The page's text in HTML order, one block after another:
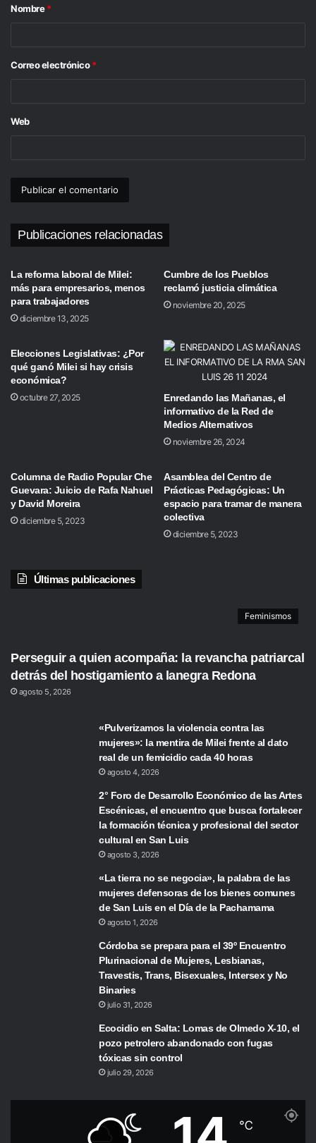
r
Nombre*
Correo electrónico*
Web
Publicaciones relacionadas
La reforma laboral de Milei:
más para empresarios, menos
para trabajadores
diciembre 13, 2025
Cumbre de los Pueblos
reclamó justicia climática
noviembre 20, 2025
Elecciones Legislativas: ¿Por
qué ganó Milei si hay crisis
económica?
octubre 27, 2025
Enredando las Mañanas, el
informativo de la Red de
Medios Alternativos
noviembre 26, 2024
Columna de Radio Popular Che
Guevara: Juicio de Rafa Nahuel
y David Moreira
diciembre 5, 2023
Asamblea del Centro de
Prácticas Pedagógicas: Un
espacio para tramar de manera
colectiva
diciembre 5, 2023
Últimas publicaciones
Feminismos
Perseguir a quien acompaña: la revancha patriarcal
detrás del hostigamiento a lanegra Redona
agosto 5, 2026
«Pulverizamos la violencia contra las
mujeres»: la mentira de Milei frente al dato
real de un femicidio cada 40 horas
agosto 4, 2026
2° Foro de Desarrollo Económico de las Artes
Escénicas, el encuentro que busca fortalecer
la formación técnica y profesional del sector
cultural en San Luis
agosto 3, 2026
«La tierra no se negocia», la palabra de las
mujeres defensoras de los bienes comunes
de San Luis en el Día de la Pachamama
agosto 1, 2026
Córdoba se prepara para el 39º Encuentro
Plurinacional de Mujeres, Lesbianas,
Travestis, Trans, Bisexuales, Intersex y No
Binaries
julio 31, 2026
Ecocidio en Salta: Lomas de Olmedo X-10, el
pozo petrolero abandonado con fugas
tóxicas sin control
julio 29, 2026
℃